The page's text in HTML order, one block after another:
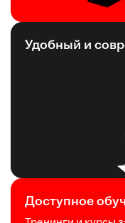
Удобный и
Доступное